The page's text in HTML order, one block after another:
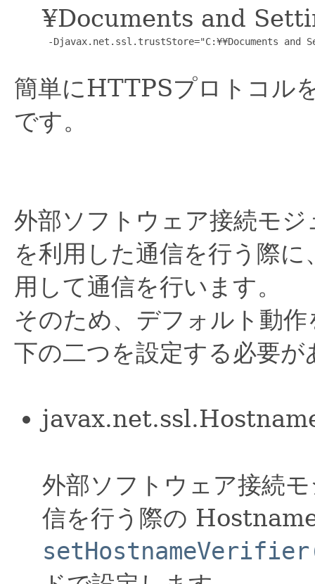
¥Documents and
-Djavax.net.ssl.trustStore="C:¥¥Documents and
簡単にHTTPSプロトコル
です。
外部ソフトウェア接続モ
を利用した通信を行う際
用して通信を行います。
そのため、デフォルト動
下の二つを設定する必要が
外部ソフトウェア接続
信を行う際の